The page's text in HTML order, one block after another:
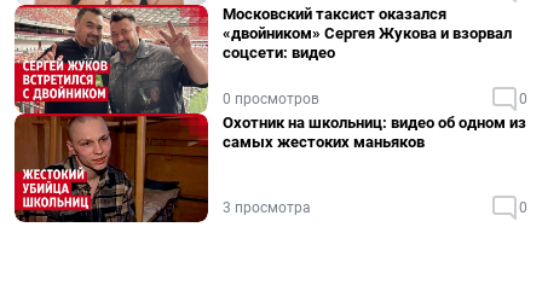
Московский таксист оказался
«двойником» Сергея Жукова и взорвал
соцсети: видео
0 просмотров 0
Охотник на школьниц: видео об одном из
самых жестоких маньяков
3 просмотра 0